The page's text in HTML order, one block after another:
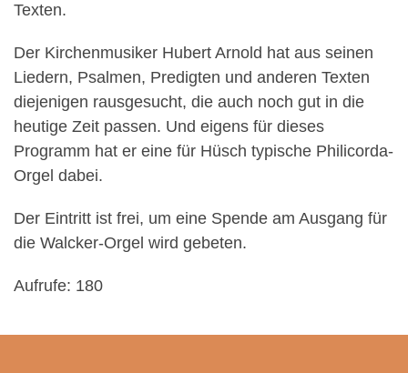
Texten.
Der Kirchenmusiker Hubert Arnold hat aus seinen
Liedern, Psalmen, Predigten und anderen Texten
diejenigen rausgesucht, die auch noch gut in die
heutige Zeit passen. Und eigens für dieses
Programm hat er eine für Hüsch typische Philicorda-
Orgel dabei.
Der Eintritt ist frei, um eine Spende am Ausgang für
die Walcker-Orgel wird gebeten.
Aufrufe: 180